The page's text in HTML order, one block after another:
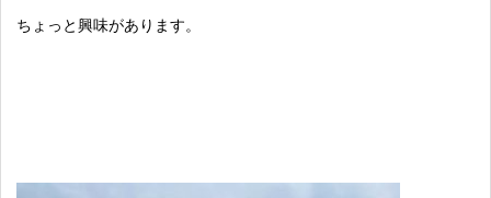
ちょっと興味があります。